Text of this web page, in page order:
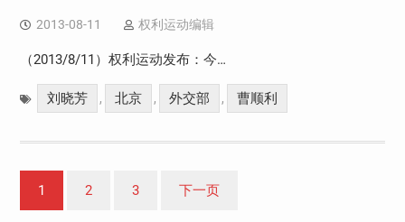
2013-08-11 权利运动编辑
（2013/8/11）权利运动发布：今…
刘晓芳 , 北京 , 外交部 , 曹顺利
章
1 2 3 下一页